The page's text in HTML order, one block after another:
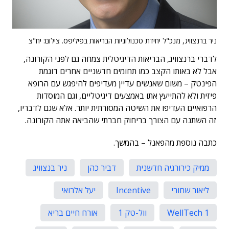
ניר ברנצוויג, מנכ"ל יחידת טכנולוגיות הבריאות בפיליפס. צילום: יח"צ
לדברי ברנצוויג, הבריאות הדיגיטלית צמחה גם לפני הקורונה,
אבל לא באותו הקצב כמו תחומים חדשניים אחרים דוגמת
הפינטק – משום שאנשים עדיין מעדיפים להיפגש עם הרופא
פיזית ולא להתייעץ אתו באמצעים דיגיטליים, וגם המוסדות
הרפואיים העדיפו את השיטה המסורתית יותר. אלא שגם לדבריו,
זה השתנה עם הצורך בריחוק חברתי שהביאה אתה הקורונה.
כתבה נוספת מהפאנל – בהמשך.
ממיק כירורגיה חדשנית דביר כהן
ניר בנצוויג
ליאור שחורי
Incentive
יעל אלרואי
WellTech 1
וול-טק 1 אורח חיים בריא